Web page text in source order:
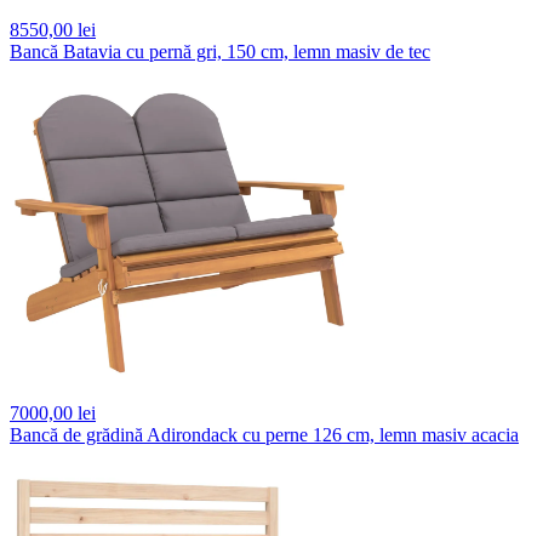
8550,00 lei
Bancă Batavia cu pernă gri, 150 cm, lemn masiv de tec
7000,00 lei
Bancă de grădină Adirondack cu perne 126 cm, lemn masiv acacia